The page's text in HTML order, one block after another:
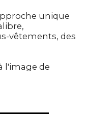
unique
vêtements, des
l'image de